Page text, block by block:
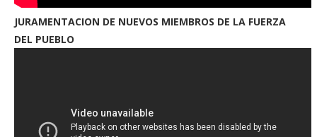
JURAMENTACION DE NUEVOS MIEMBROS DE LA FUERZA
DEL PUEBLO